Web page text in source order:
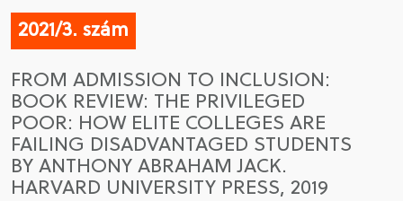
2021/3. szám
FROM ADMISSION TO INCLUSION:
BOOK REVIEW: THE PRIVILEGED
POOR: HOW ELITE COLLEGES ARE
FAILING DISADVANTAGED STUDENTS
BY ANTHONY ABRAHAM JACK.
HARVARD UNIVERSITY PRESS, 2019